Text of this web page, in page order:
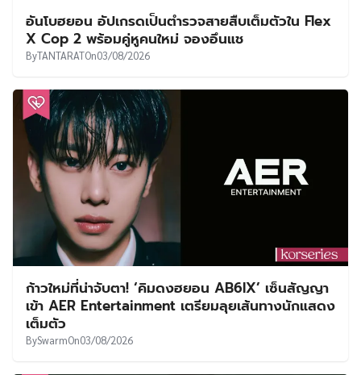
อันโบฮยอน อัปเกรดเป็นตำรวจสายสืบเต็มตัวใน Flex
X Cop 2 พร้อมคู่หูคนใหม่ จองอึนแช
ByTANTARATOn03/08/2026
ก้าวใหม่ที่น่าจับตา! ‘คิมดงฮยอน AB6IX’ เซ็นสัญญา
เข้า AER Entertainment เตรียมลุยเส้นทางนักแสดง
เต็มตัว
BySwarmOn03/08/2026